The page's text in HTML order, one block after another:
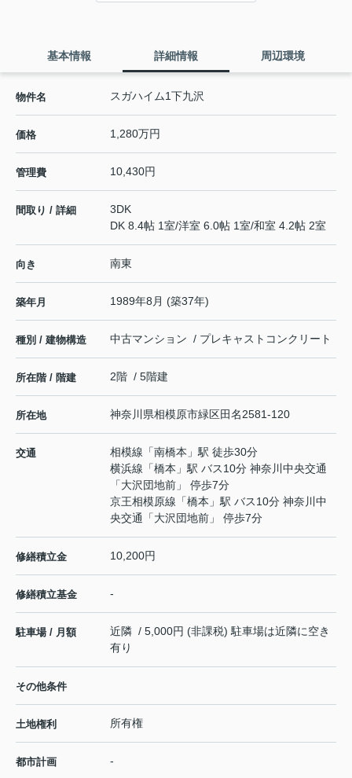
基本情報 詳細情報 周辺環境
物件名 スガハイム1下九沢
価格 1,280万円
管理費 10,430円
間取り / 詳細
3DK
DK 8.4帖 1室/洋室 6.0帖 1室/和室 4.2帖 2室
向き 南東
築年月 1989年8月 (築37年)
種別 / 建物構造 中古マンション / プレキャストコンクリート
所在階 / 階建 2階 / 5階建
所在地 神奈川県相模原市緑区田名2581-120
交通 相模線 「南橋本 」駅 徒歩30分
横浜線 「橋本 」駅 バス10分 神奈川中央交通
「大沢団地前」 停歩7分
京王相模原線 「橋本 」駅 バス10分 神奈川中
央交通「大沢団地前」 停歩7分
修繕積立金 10,200円
修繕積立基金 -
駐車場 / 月額
近隣 / 5,000円 (非課税) 駐車場は近隣に空き
有り
その他条件
土地権利 所有権
都市計画 -